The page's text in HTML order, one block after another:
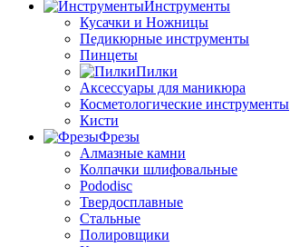
Инструменты
Кусачки и Ножницы
Педикюрные инструменты
Пинцеты
Пилки
Аксессуары для маникюра
Косметологические инструменты
Кисти
Фрезы
Алмазные камни
Колпачки шлифовальные
Pododisc
Твердосплавные
Стальные
Полировщики